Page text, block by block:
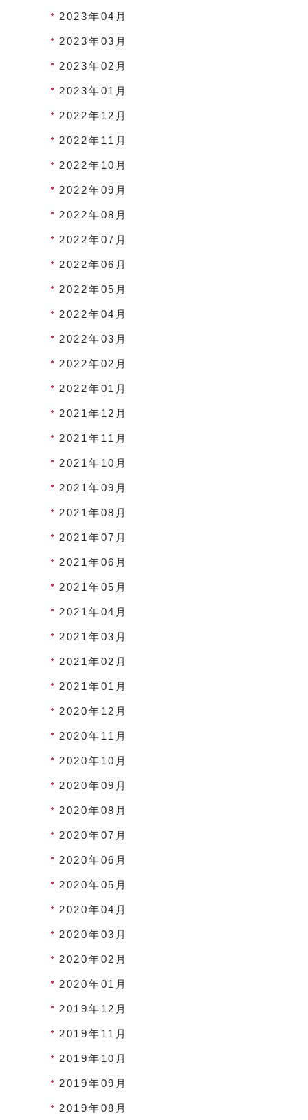
2023年04月
2023年03月
2023年02月
2023年01月
2022年12月
2022年11月
2022年10月
2022年09月
2022年08月
2022年07月
2022年06月
2022年05月
2022年04月
2022年03月
2022年02月
2022年01月
2021年12月
2021年11月
2021年10月
2021年09月
2021年08月
2021年07月
2021年06月
2021年05月
2021年04月
2021年03月
2021年02月
2021年01月
2020年12月
2020年11月
2020年10月
2020年09月
2020年08月
2020年07月
2020年06月
2020年05月
2020年04月
2020年03月
2020年02月
2020年01月
2019年12月
2019年11月
2019年10月
2019年09月
2019年08月